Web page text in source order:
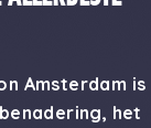
Amsterdam is
het